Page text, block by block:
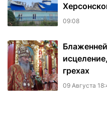
09:08
грехах
09 Августа